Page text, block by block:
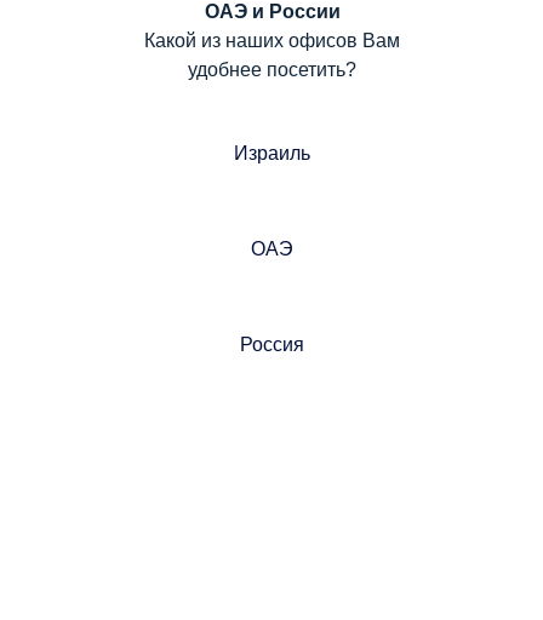
ОАЭ и России
Какой из наших офисов Вам
удобнее посетить?
Россия
ОАЭ
Израиль